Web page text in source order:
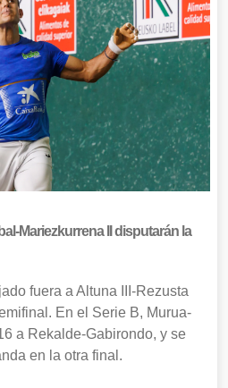
Mariezkurrena II disputarán la
fuera a Altuna III-Rezusta
En el Serie B, Murua-
a Rekalde-Gabirondo, y se
en la otra final.